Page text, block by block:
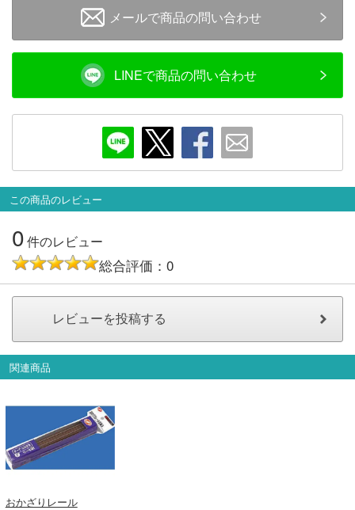
Infomation
ログイン/マイページ
お気に入りリスト
会員ランクについて
会社概要
レビューについて
メールで商品の問い合わせ
LINEで商品の問い合わせ
この商品のレビュー
0件のレビュー
総合評価：0
関連商品
おかざりレール